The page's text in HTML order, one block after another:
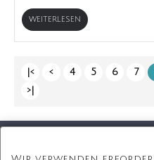
WEITERLESEN
|< < 4 5 6 7
>|